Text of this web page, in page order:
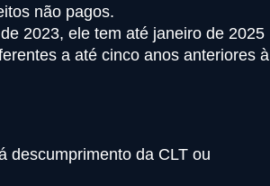
não pagos.
2023, ele tem até janeiro de 2025
a até cinco anos anteriores à
descumprimento da CLT ou